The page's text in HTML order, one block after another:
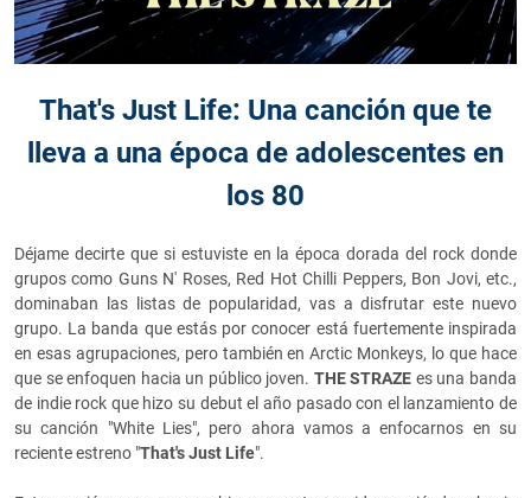
That's Just Life: Una canción que te
lleva a una época de adolescentes en
los 80
Déjame decirte que si estuviste en la época dorada del rock donde
grupos como Guns N' Roses, Red Hot Chilli Peppers, Bon Jovi, etc.,
dominaban las listas de popularidad, vas a disfrutar este nuevo
grupo. La banda que estás por conocer está fuertemente inspirada
en esas agrupaciones, pero también en Arctic Monkeys, lo que hace
que se enfoquen hacia un público joven. THE STRAZE es una banda
de indie rock que hizo su debut el año pasado con el lanzamiento de
su canción "White Lies", pero ahora vamos a enfocarnos en su
reciente estreno "That's Just Life".